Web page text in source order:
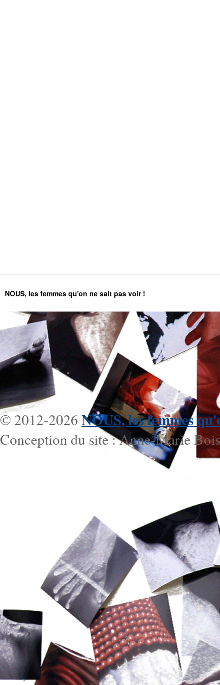
NOUS, les femmes qu'on ne sait pas voir !
© 2012-2026 NOUS, les femmes
Conception du site : Anne-Marie